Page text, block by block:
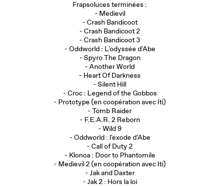
Frapsoluces terminées :
- Medievil
- Crash Bandicoot
- Crash Bandicoot 2
- Crash Bandicoot 3
- Oddworld : L'odyssée d'Abe
- Spyro The Dragon
- Another World
- Heart Of Darkness
- Silent Hill
- Croc : Legend of the Gobbos
- Prototype (en coopération avec Iti)
- Tomb Raider
- F.E.A.R. 2 Reborn
- Wild 9
- Oddworld : l'exode d'Abe
- Call of Duty 2
- Klonoa : Door to Phantomile
- Medievil 2 (en coopération avec Iti)
- Jak and Daxter
- Jak 2 : Hors la loi